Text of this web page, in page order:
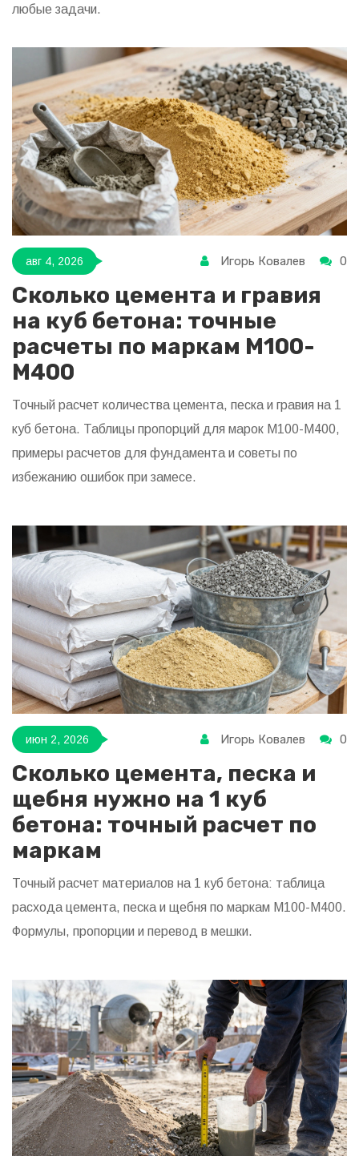
любые задачи.
авг 4, 2026 Игорь Ковалев 0
Сколько цемента и гравия
на куб бетона: точные
расчеты по маркам М100-
М400
Точный расчет количества цемента, песка и гравия на 1
куб бетона. Таблицы пропорций для марок М100-М400,
примеры расчетов для фундамента и советы по
избежанию ошибок при замесе.
июн 2, 2026 Игорь Ковалев 0
Сколько цемента, песка и
щебня нужно на 1 куб
бетона: точный расчет по
маркам
Точный расчет материалов на 1 куб бетона: таблица
расхода цемента, песка и щебня по маркам М100-М400.
Формулы, пропорции и перевод в мешки.